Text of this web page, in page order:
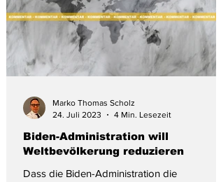
Biden-Administration will
Weltbevölkerung reduzieren
Dass die Biden-Administration die
Marko Thomas Scholz
24. Juli 2023
4 Min. Lesezeit